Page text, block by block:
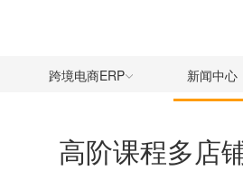
跨境电商ERP 新闻中心
高阶课程多店